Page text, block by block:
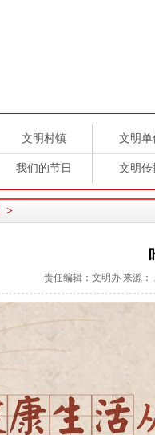
文明村镇 文明单
我们的节日 文明传
>
责任编辑：文明办 来源：